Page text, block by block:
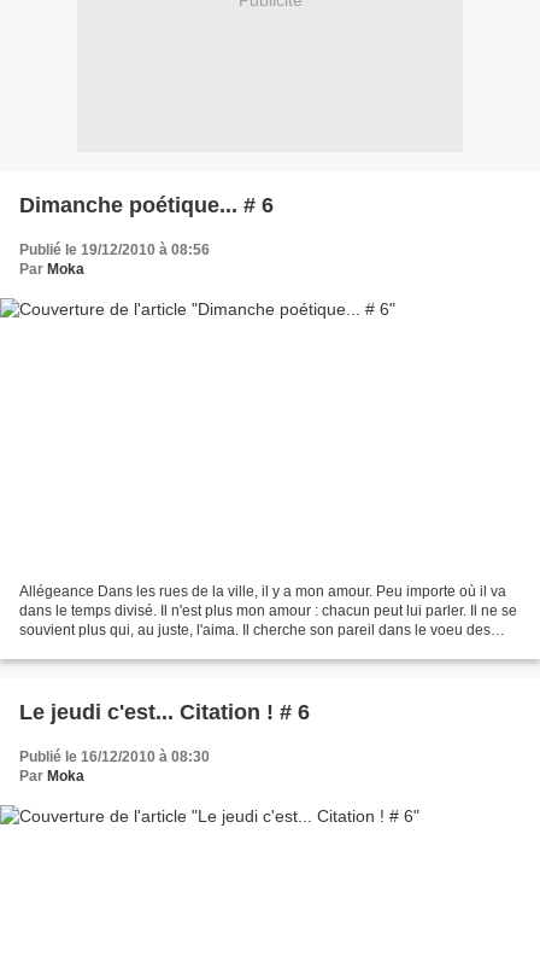
Dimanche poétique... # 6
Publié le 19/12/2010 à 08:56
Par Moka
Allégeance Dans les rues de la ville, il y a mon amour. Peu importe où il va
dans le temps divisé. Il n'est plus mon amour : chacun peut lui parler. Il ne se
souvient plus qui, au juste, l'aima. Il cherche son pareil dans le voeu des
Le jeudi c'est... Citation ! # 6
Publié le 16/12/2010 à 08:30
Par Moka